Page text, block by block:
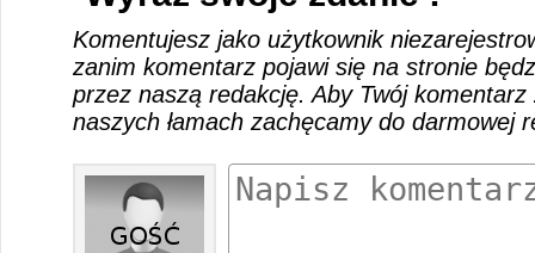
Komentujesz jako użytkownik
zanim komentarz pojawi się na stronie
przez naszą redakcję. Aby Twój
naszych łamach zachęcamy do darmowej